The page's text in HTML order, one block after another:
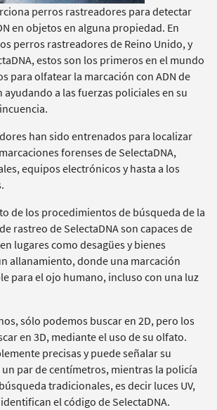
perros rastreadores para detectar
en objetos en alguna propiedad. En
perros rastreadores de Reino Unido, y
estos son los primeros en el mundo
para olfatear la marcación con ADN de
ayudando a las fuerzas policiales en su
han sido entrenados para localizar
forenses de SelectaDNA,
equipos electrónicos y hasta a los
de los procedimientos de búsqueda de la
rastreo de SelectaDNA son capaces de
lugares como desagües y bienes
allanamiento, donde una marcación
para el ojo humano, incluso con una luz
sólo podemos buscar en 2D, pero los
en 3D, mediante el uso de su olfato.
precisas y puede señalar su
par de centímetros, mientras la policía
tradicionales, es decir luces UV,
el código de SelectaDNA.